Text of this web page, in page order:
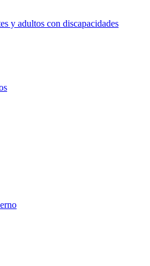
y adultos con discapacidades